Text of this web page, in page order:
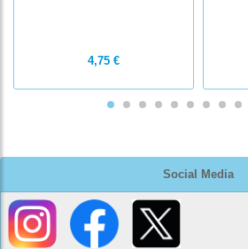
Social Media
4,75 €